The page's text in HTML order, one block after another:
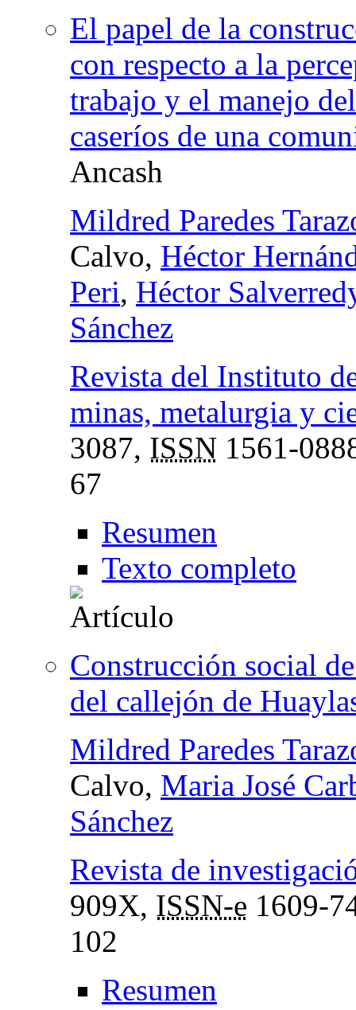
El papel de la
con respecto a la
trabajo y el manejo
caseríos de una
Ancash
Mildred Paredes
Calvo, Héctor
Peri, Héctor
Sánchez
Revista del Instituto
minas, metalurgia y
3087, ISSN 1561-
67
Resumen
Texto completo
Construcción social
del callejón de
Mildred Paredes
Calvo, Maria José
Sánchez
Revista de
909X, ISSN-e 1609-
102
Resumen